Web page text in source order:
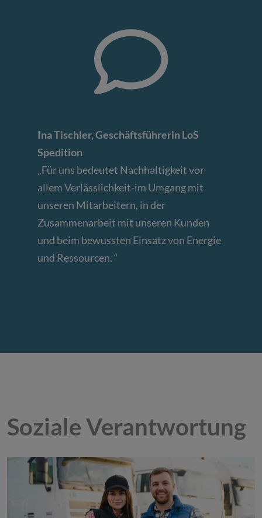
Ina Tischler, Geschäftsführerin LoS
Spedition
„Für uns bedeutet Nachhaltigkeit vor
allem Verlässlichkeit-im Umgang mit
unseren Mitarbeitern, in der
Zusammenarbeit mit unseren Kunden
und beim bewussten Einsatz von Energie
und Ressourcen. “
Soziale Verantwortung